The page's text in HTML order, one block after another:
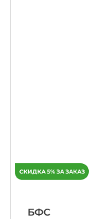
БФС